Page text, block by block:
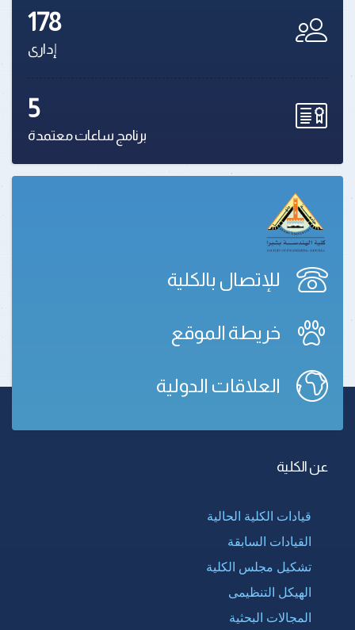
178
إدارى
5
برنامج ساعات معتمدة
للإتصال بالكلية
خريطة الموقع
العلاقات الدولية
عن الكلية
قيادات الكلية الحالية
القيادات السابقة
تشكيل مجلس الكلية
الهيكل التنظيمى
المجالات البحثية